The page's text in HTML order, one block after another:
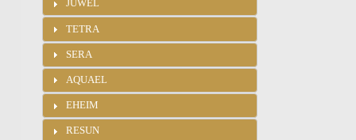
JUWEL
TETRA
SERA
AQUAEL
EHEIM
RESUN